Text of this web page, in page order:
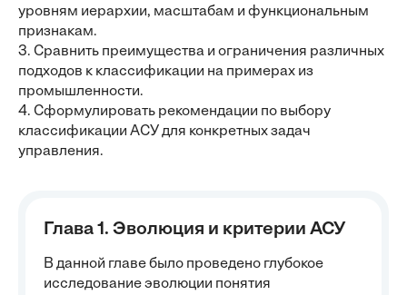
уровням иерархии, масштабам и функциональным
признакам.
3. Сравнить преимущества и ограничения различных
подходов к классификации на примерах из
промышленности.
4. Сформулировать рекомендации по выбору
классификации АСУ для конкретных задач
управления.
Глава 1. Эволюция и критерии АСУ
В данной главе было проведено глубокое
исследование эволюции понятия